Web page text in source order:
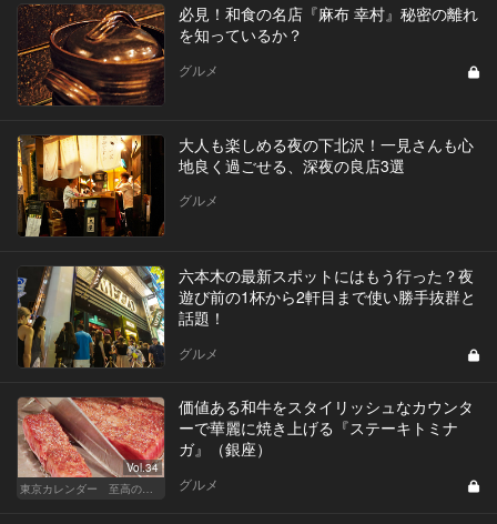
必見！和食の名店『麻布 幸村』秘密の離れ
を知っているか？
グルメ
大人も楽しめる夜の下北沢！一見さんも心
地良く過ごせる、深夜の良店3選
グルメ
六本木の最新スポットにはもう行った？夜
遊び前の1杯から2軒目まで使い勝手抜群と
話題！
グルメ
Vol.34
価値ある和牛をスタイリッシュなカウンタ
ーで華麗に焼き上げる『ステーキトミナ
ガ』（銀座）
グルメ